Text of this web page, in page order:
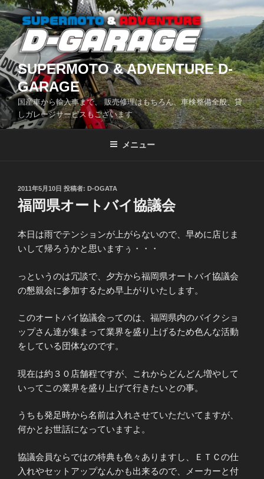
コ
ン
テ
ン
ツ
へ
ス
キ
ッ
SUPERMOTO & ADVENTURE D-
GARAGE
国産車から輸入車まで、 販売修理はもちろん、車検整備全般、貸
しガレージサービスもございます
メニュー
投
稿
日:
2011年5月10日 投稿者: D-OGATA
福岡県オートバイ協議会
本日は雨でテンションが上がらないので、早めに店じま
いして帰ろうかと思いますぅ・・・
っというのは冗談で、夕方から福岡県オートバイ協議会
の懇親会に参加するため早上がりいたします。
このオートバイ協議会ってのは、福岡県内のバイクショ
ップさん達が集まって業界を盛り上げるため色んな活動
をしている団体なのです。
現在は約３０店舗程ですが、これからどんどん増やして
いってこの業界を盛り上げて行きたいとの事。
うちも発足時から名前は入れさせていただいてますが、
何かとお世話になっていますよ。
協議会員ならではの特典も色々ありますし、ＥＴＣの仕
入れやセットアップなんかも出来るので、メーカーと付